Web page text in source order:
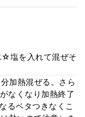
塩を入れて混ぜそ
加熱混ぜる。さら
なくなり加熱終了
るベタつきなくこ